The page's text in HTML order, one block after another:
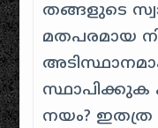
തങ്ങളുടെ
മതപരമായ
സ്ഥാപിക്കുക
നയം?